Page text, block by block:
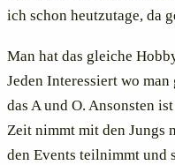
ich schon heutzutage, da
Man hat das gleiche
Jeden Interessiert wo
das A und O. Ansonsten
Zeit nimmt mit den Jungs
den Events teilnimmt und